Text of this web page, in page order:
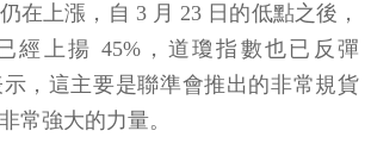
在上漲，自 3 月 23 日的低點之後，
經上揚 45%，道瓊指數也已反彈
示，這主要是聯準會推出的非常規貨
常強大的力量。